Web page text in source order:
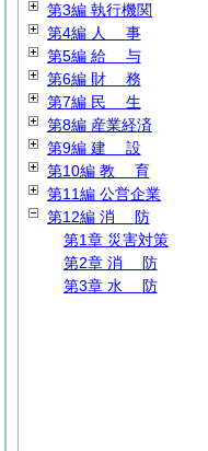
第3編 執行機関
第4編 人 事
第5編 給 与
第6編 財 務
第7編 民 生
第8編 産業経済
第9編 建 設
第10編 教 育
第11編 公営企業
第12編 消 防
第1章 災害対策
第2章 消 防
第3章 水 防